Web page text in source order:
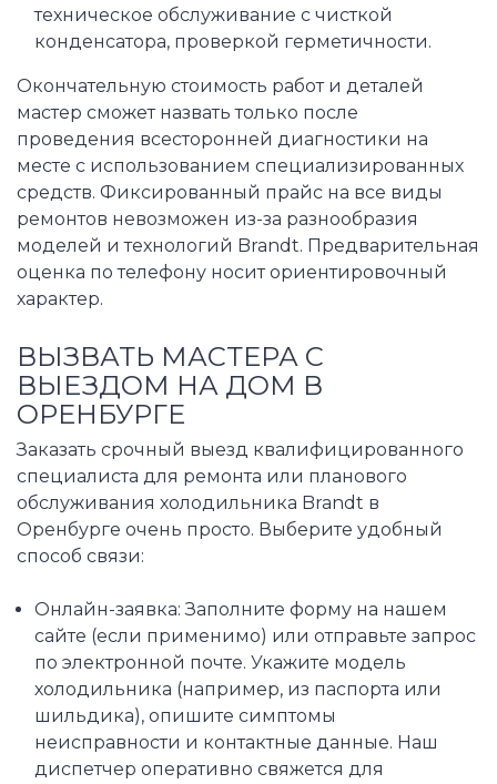
техническое обслуживание с чисткой
конденсатора, проверкой герметичности.
Окончательную стоимость работ и деталей
мастер сможет назвать только после
проведения всесторонней диагностики на
месте с использованием специализированных
средств. Фиксированный прайс на все виды
ремонтов невозможен из-за разнообразия
моделей и технологий Brandt. Предварительная
оценка по телефону носит ориентировочный
характер.
ВЫЗВАТЬ МАСТЕРА С
ВЫЕЗДОМ НА ДОМ В
ОРЕНБУРГЕ
Заказать срочный выезд квалифицированного
специалиста для ремонта или планового
обслуживания холодильника Brandt в
Оренбурге очень просто. Выберите удобный
способ связи:
Онлайн-заявка: Заполните форму на нашем
сайте (если применимо) или отправьте запрос
по электронной почте. Укажите модель
холодильника (например, из паспорта или
шильдика), опишите симптомы
неисправности и контактные данные. Наш
диспетчер оперативно свяжется для